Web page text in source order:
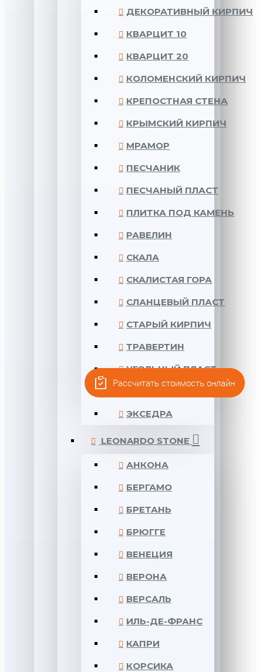
ДЕКОРАТИВНЫЙ КИРПИЧ
КВАРЦИТ 10
КВАРЦИТ 20
КОЛОМЕНСКИЙ КИРПИЧ
КРЕПОСТНАЯ СТЕНА
КРЫМСКИЙ КИРПИЧ
МРАМОР
ПЕСЧАНИК
ПЕСЧАНЫЙ ПЛАСТ
ПЛИТКА ПОД КАМЕНЬ
РАВЕЛИН
СКАЛА
СКАЛИСТАЯ ГОРА
СЛАНЦЕВЫЙ ПЛАСТ
СТАРЫЙ КИРПИЧ
ТРАВЕРТИН
УГОЛЬНЫЙ ПЛАСТ
ЭКСЕДРА
LEONARDO STONE
АНКОНА
БЕРГАМО
БРЕТАНЬ
БРЮГГЕ
ВЕНЕЦИЯ
ВЕРОНА
ВЕРСАЛЬ
ИЛЬ-ДЕ-ФРАНС
КАПРИ
КОРСИКА
Рассчитать стоимость онлайн